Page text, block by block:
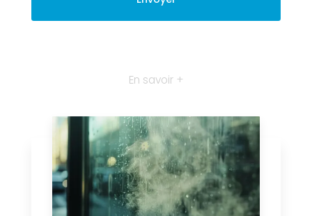
En savoir +